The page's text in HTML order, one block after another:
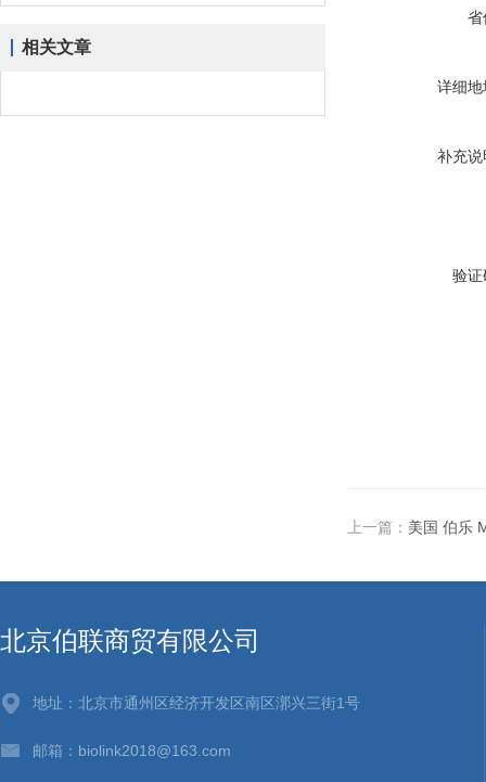
相关文章
省
详细地
补充说
验证
上一篇： 美国 伯乐
北京伯联商贸有限公司
地址：北京市通州区经济开发区南区漷兴三街1号
邮箱：biolink2018@163.com